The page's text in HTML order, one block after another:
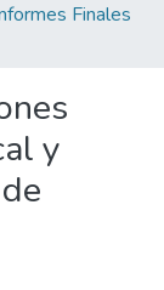
Finales
y